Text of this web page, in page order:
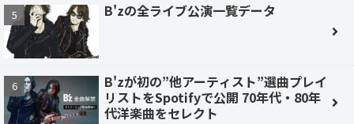
B'zの全ライブ公演一覧データ
B'zが初の”他アーティスト”選曲プレイ
リストをSpotifyで公開 70年代・80年
代洋楽曲をセレクト